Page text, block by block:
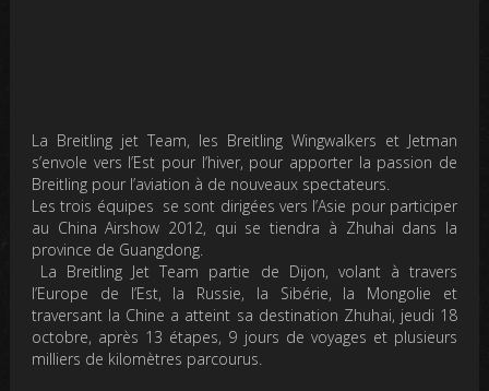
La Breitling jet Team, les Breitling Wingwalkers et Jetman
s’envole vers l’Est pour l’hiver, pour apporter la passion de
Breitling pour l’aviation à de nouveaux spectateurs.
Les trois équipes se sont dirigées vers l’Asie pour participer
au China Airshow 2012, qui se tiendra à Zhuhai dans la
province de Guangdong.
La Breitling Jet Team partie de Dijon, volant à travers
l’Europe de l’Est, la Russie, la Sibérie, la Mongolie et
traversant la Chine a atteint sa destination Zhuhai, jeudi 18
octobre, après 13 étapes, 9 jours de voyages et plusieurs
milliers de kilomètres parcourus.